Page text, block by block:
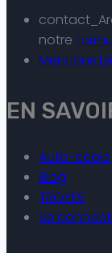
notre
Mentions
EN
Auto-ecole
Blog
TROYES
Se